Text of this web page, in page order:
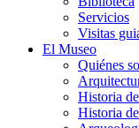
Servicios
Visitas
El Museo
Quiénes
Historia
Historia